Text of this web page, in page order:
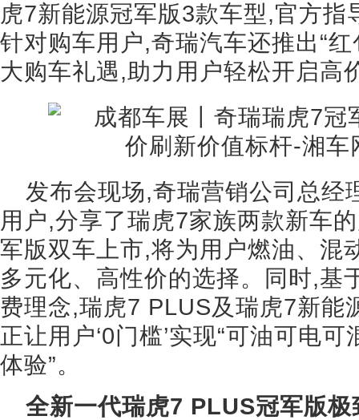
虎7新能源冠军版3款车型,官方
针对购车用户,奇瑞汽车还推出“
大购车礼遇,助力用户轻松开启高
发布会现场,奇瑞营销公司总经
用户,分享了瑞虎7家族两款新车
军版双车上市,将为用户燃油、混
多元化、高性价的选择。同时,基
费理念,瑞虎7 PLUS及瑞虎7新能
正让用户‘0门槛’实现“可油可电
体验”。
全新一代瑞虎7 PLUS冠军版